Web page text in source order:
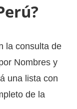
la consulta de
Nombres y
una lista con
de la